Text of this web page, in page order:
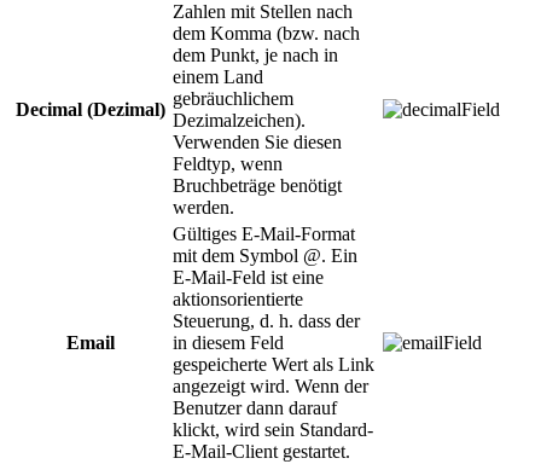
Decimal (Dezimal)
Zahlen mit Stellen nach
dem Komma (bzw. nach
dem Punkt, je nach in
einem Land
gebräuchlichem
Dezimalzeichen).
Verwenden Sie diesen
Feldtyp, wenn
Bruchbeträge benötigt
werden.
Email
Gültiges E-Mail-Format
mit dem Symbol @. Ein
E-Mail-Feld ist eine
aktionsorientierte
Steuerung, d. h. dass der
in diesem Feld
gespeicherte Wert als Link
angezeigt wird. Wenn der
Benutzer dann darauf
klickt, wird sein Standard-
E-Mail-Client gestartet.